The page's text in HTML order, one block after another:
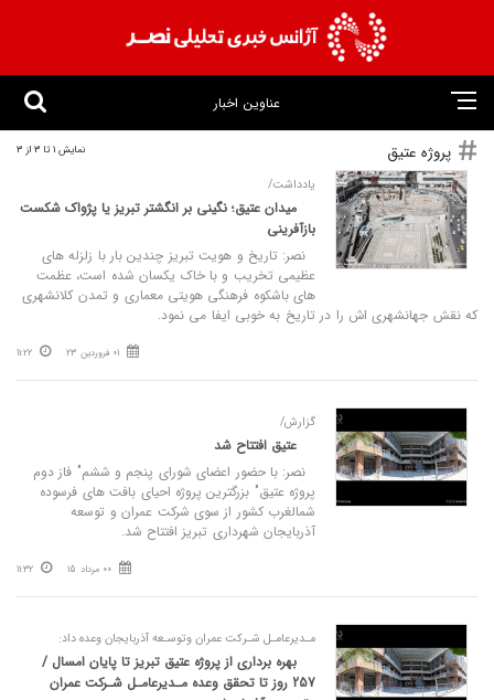
عناوین اخبار
پروژه عتیق نمایش 1 تا 3 از 3
یادداشت/
میدان عتیق؛ نگینی بر انگشتر تبریز یا پژواک شکست
بازآفرینی
نصر: تاریخ و هویت تبریز چندین بار با زلزله های
عظیمی تخریب و با خاک یکسان شده است، عظمت
های باشکوه فرهنگی هویتی معماری و تمدن کلانشهری
که نقش جهانشهری اش را در تاریخ به خوبی ایفا می نمود.
01 فروردین 23 11:22
گزارش/
عتیق افتتاح شد
نصر: با حضور اعضای شورای پنجم و ششم‌" فاز دوم
پروژه عتیق" بزرگترین پروژه احیای بافت های فرسوده
شمالغرب کشور از سوی شرکت عمران و توسعه
آذربایجان شهرداری تبریز افتتاح شد.
00 مرداد 15 11:32
مـدیرعامـل شـرکت عمران وتوسـعه آذربایجان وعده داد:
بهره برداری از پروژه عتیق تبریز تا پایان امسال /
257 روز تا تحقق وعده مـدیرعامـل شـرکت عمران